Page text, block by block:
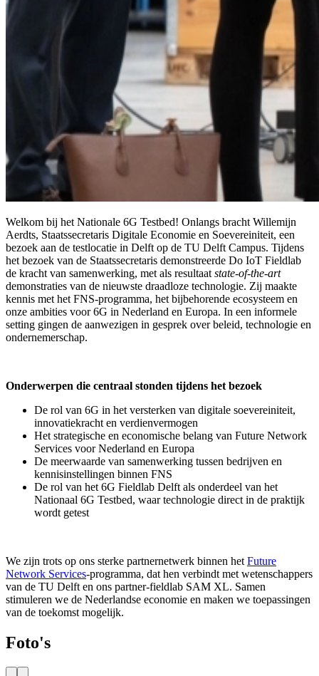
Welkom bij het Nationale 6G Testbed! Onlangs bracht Willemijn
Aerdts, Staatssecretaris Digitale Economie en Soevereiniteit, een
bezoek aan de testlocatie in Delft op de TU Delft Campus. Tijdens
het bezoek van de Staatssecretaris demonstreerde Do IoT Fieldlab
de kracht van samenwerking, met als resultaat state-of-the-art
demonstraties van de nieuwste draadloze technologie. Zij maakte
kennis met het FNS‑programma, het bijbehorende ecosysteem en
onze ambities voor 6G in Nederland en Europa. In een informele
setting gingen de aanwezigen in gesprek over beleid, technologie en
ondernemerschap.
Onderwerpen die centraal stonden tijdens het bezoek
De rol van 6G in het versterken van digitale soevereiniteit,
innovatiekracht en verdienvermogen
Het strategische en economische belang van Future Network
Services voor Nederland en Europa
De meerwaarde van samenwerking tussen bedrijven en
kennisinstellingen binnen FNS
De rol van het 6G Fieldlab Delft als onderdeel van het
Nationaal 6G Testbed, waar technologie direct in de praktijk
wordt getest
We zijn trots op ons sterke partnernetwerk binnen het Future
Network Services-programma, dat hen verbindt met wetenschappers
van de TU Delft en ons partner-fieldlab SAM XL. Samen
stimuleren we de Nederlandse economie en maken we toepassingen
van de toekomst mogelijk.
Foto's